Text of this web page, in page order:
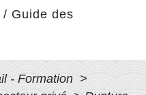
/ Guide des
- Formation >